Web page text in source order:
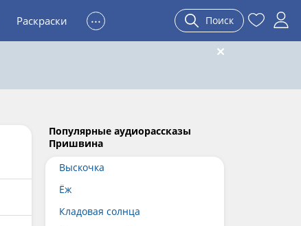
Раскраски ... Поиск
Популярные аудиорассказы
Пришвина
Выскочка
Ёж
Кладовая солнца